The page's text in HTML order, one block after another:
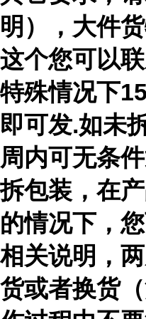
明），大件
这个您可以
特殊情况下
即可发.如未
周内可无条
拆包装，在
的情况下，
相关说明，
货或者换货